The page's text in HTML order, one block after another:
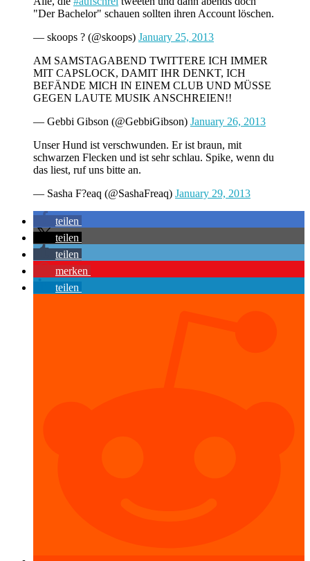
"Der Bachelor" schauen sollten ihren Account löschen.
— skoops ? (@skoops) January 25, 2013
AM SAMSTAGABEND TWITTERE ICH IMMER
MIT CAPSLOCK, DAMIT IHR DENKT, ICH
BEFÄNDE MICH IN EINEM CLUB UND MÜSSE
GEGEN LAUTE MUSIK ANSCHREIEN!!
— Gebbi Gibson (@GebbiGibson) January 26, 2013
Unser Hund ist verschwunden. Er ist braun, mit
schwarzen Flecken und ist sehr schlau. Spike, wenn du
das liest, ruf uns bitte an.
— Sasha F?eaq (@SashaFreaq) January 29, 2013
teilen
teilen
teilen
merken
teilen